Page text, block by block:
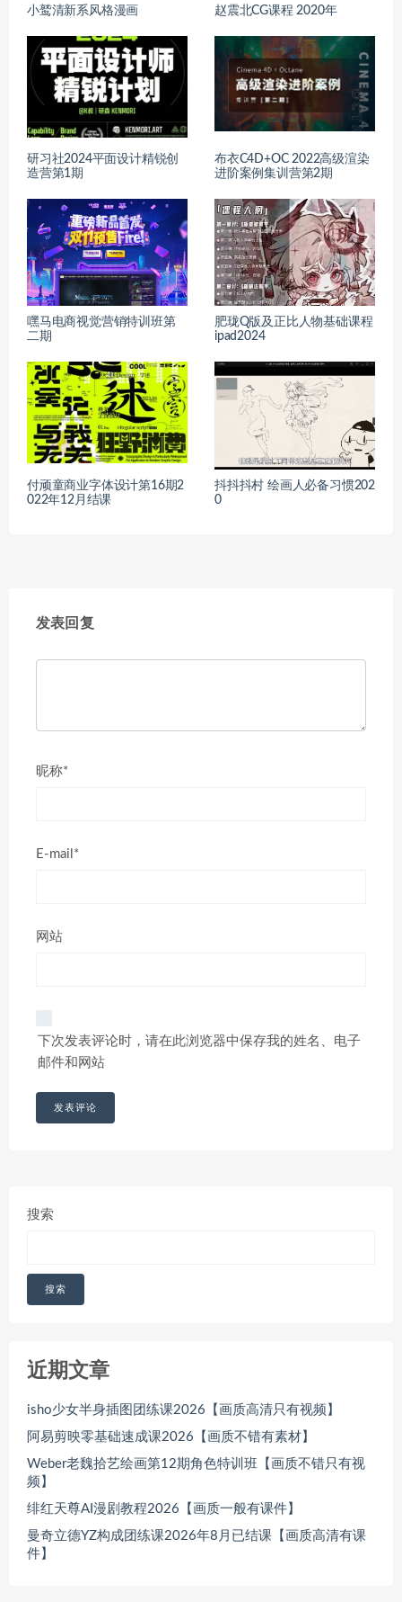
小鹫清新系风格漫画 赵震北CG课程 2020年
研习社2024平面设计精锐创
造营第1期
布衣C4D+OC 2022高级渲染
进阶案例集训营第2期
嘿马电商视觉营销特训班第
二期
肥珑Q版及正比人物基础课程
ipad2024
付顽童商业字体设计第16期2
022年12月结课
抖抖抖村 绘画人必备习惯202
0
发表回复
昵称*
E-mail*
网站
下次发表评论时，请在此浏览器中保存我的姓名、电子
邮件和网站
搜索
搜索
近期文章
isho少女半身插图团练课2026【画质高清只有视频】
阿易剪映零基础速成课2026【画质不错有素材】
Weber老魏拾艺绘画第12期角色特训班【画质不错只有视
频】
绯红天尊AI漫剧教程2026【画质一般有课件】
曼奇立德YZ构成团练课2026年8月已结课【画质高清有课
件】